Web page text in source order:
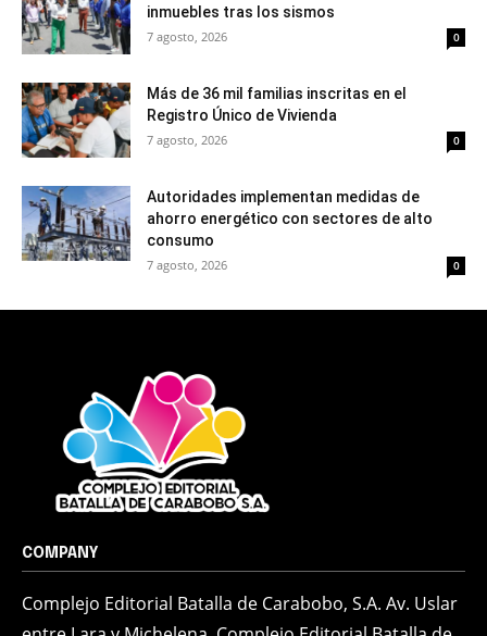
inmuebles tras los sismos
7 agosto, 2026 0
Más de 36 mil familias inscritas en el
Registro Único de Vivienda
7 agosto, 2026 0
Autoridades implementan medidas de
ahorro energético con sectores de alto
consumo
7 agosto, 2026 0
COMPANY
Complejo Editorial Batalla de Carabobo, S.A. Av. Uslar